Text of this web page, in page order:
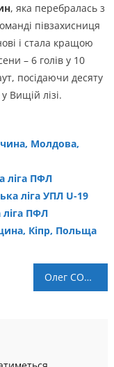
, яка перебралась з
півзахисниця
і стала кращою
– 6 голів у 10
посідаючи десяту
Вищій лізі.
Молдова,
ліга ПФЛ
ліга УПЛ U-19
ліга ПФЛ
Кіпр, Польща
Олег СОСЄНКОВ: “Позиція керівництва клубу завжди одна – перемагати в кожному матчі”